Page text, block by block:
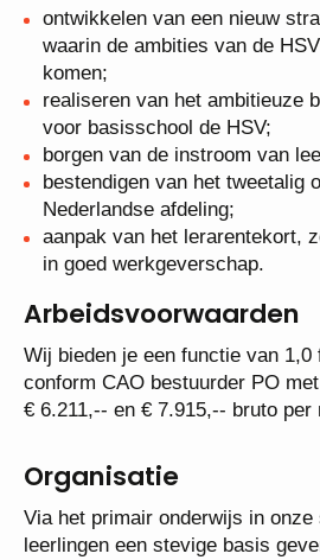
ontwikkelen van een nieuw
waarin de ambities van de
komen;
realiseren van het ambitieuze
voor basisschool de HSV;
borgen van de instroom van
bestendigen van het tweetalig
Nederlandse afdeling;
aanpak van het lerarentekort,
in goed werkgeverschap.
Arbeidsvoorwaarden
Wij bieden je een functie van 1,0
conform CAO bestuurder PO
€ 6.211,-- en € 7.915,-- bruto per
Organisatie
Via het primair onderwijs in
leerlingen een stevige basis